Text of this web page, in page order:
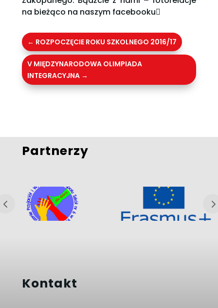
na bieżąco na naszym facebooku
← ROZPOCZĘCIE ROKU SZKOLNEGO 2016/17
V MIĘDZYNARODOWA OLIMPIADA
INTEGRACYJNA→
Partnerzy
Kontakt